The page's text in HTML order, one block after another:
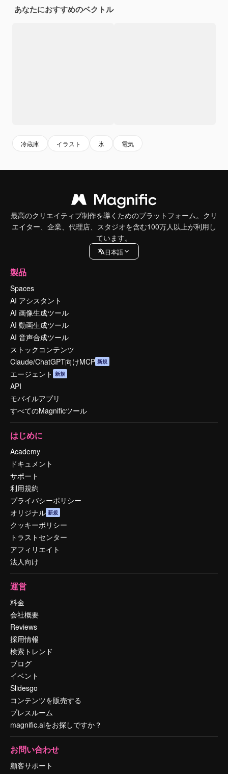
あなたにおすすめのベクトル
冷蔵庫 イラスト 氷 電気
最高のクリエイティブ制作を導くためのプラットフォーム。クリ
エイター、企業、代理店、スタジオを含む100万人以上が利用し
ています。
日本語
製品
Spaces
AI アシスタント
AI 画像生成ツール
AI 動画生成ツール
AI 音声合成ツール
ストックコンテンツ
Claude/ChatGPT向けMCP 新規
エージェント 新規
API
モバイルアプリ
すべてのMagnificツール
はじめに
Academy
ドキュメント
サポート
利用規約
プライバシーポリシー
オリジナル 新規
クッキーポリシー
トラストセンター
アフィリエイト
法人向け
運営
料金
会社概要
Reviews
採用情報
検索トレンド
ブログ
イベント
Slidesgo
コンテンツを販売する
プレスルーム
magnific.aiをお探しですか？
お問い合わせ
顧客サポート